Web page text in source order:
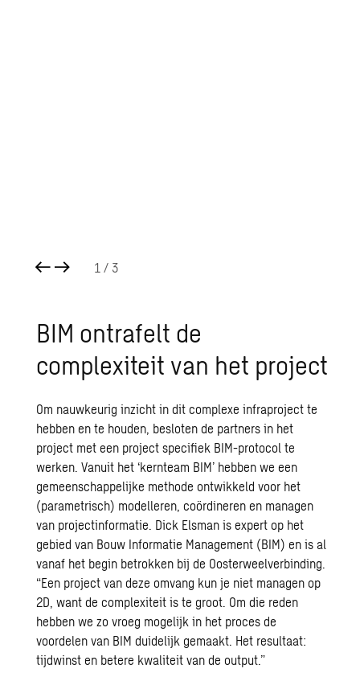
1 / 3
BIM ontrafelt de
complexiteit van het project
Om nauwkeurig inzicht in dit complexe infraproject te
hebben en te houden, besloten de partners in het
project met een project specifiek BIM-protocol te
werken. Vanuit het ‘kernteam BIM’ hebben we een
gemeenschappelijke methode ontwikkeld voor het
(parametrisch) modelleren, coördineren en managen
van projectinformatie. Dick Elsman is expert op het
gebied van Bouw Informatie Management (BIM) en is al
vanaf het begin betrokken bij de Oosterweelverbinding.
“Een project van deze omvang kun je niet managen op
2D, want de complexiteit is te groot. Om die reden
hebben we zo vroeg mogelijk in het proces de
voordelen van BIM duidelijk gemaakt. Het resultaat:
tijdwinst en betere kwaliteit van de output.”